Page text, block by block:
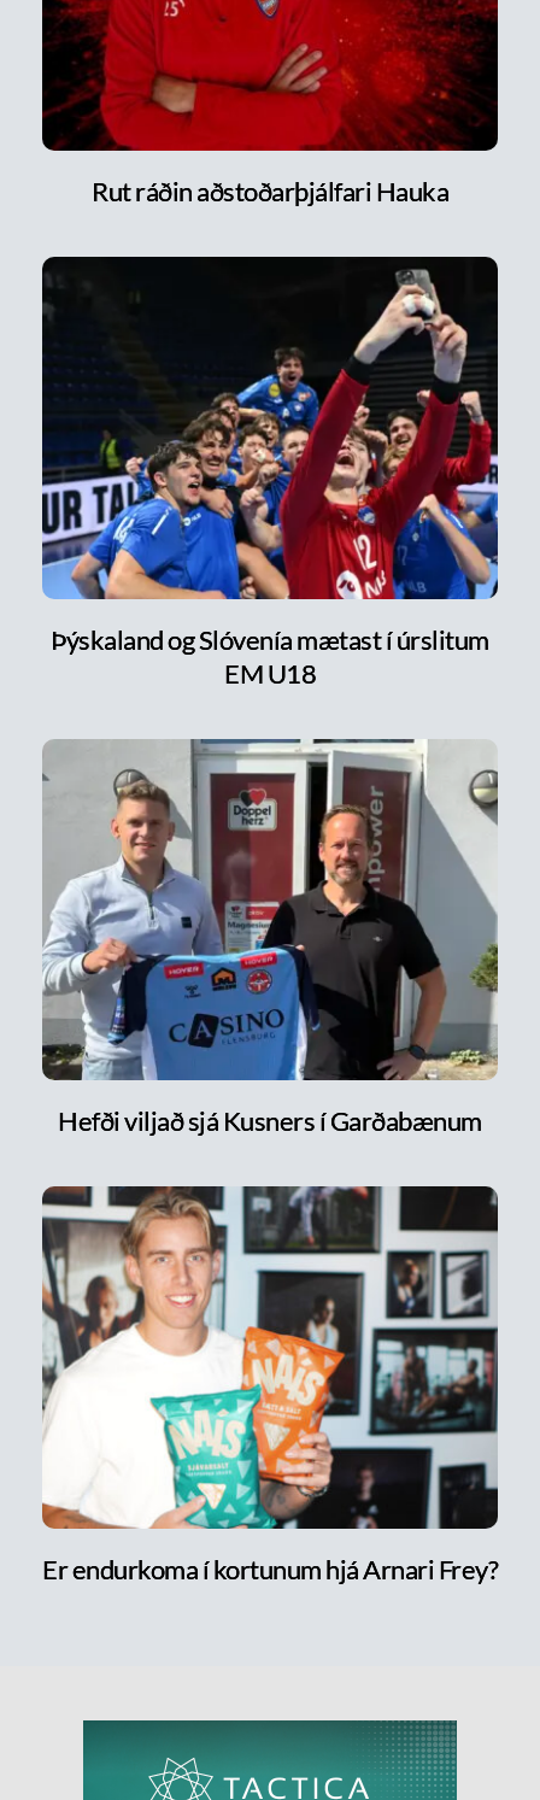
Rut ráðin aðstoðarþjálfari Hauka
Þýskaland og Slóvenía mætast í úrslitum
EM U18
Hefði viljað sjá Kusners í Garðabænum
Er endurkoma í kortunum hjá Arnari Frey?